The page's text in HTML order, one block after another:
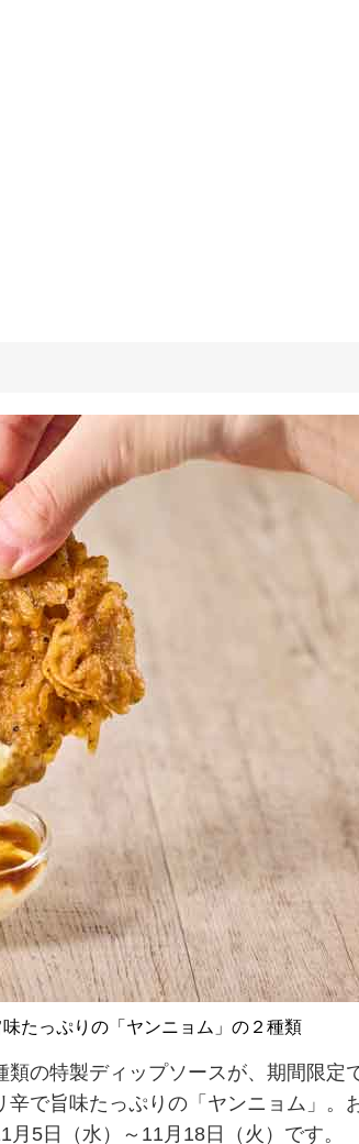
たっぷりの「ヤンニョム」の２種類
の特製ディップソースが、期間限定
で旨味たっぷりの「ヤンニョム」。
5日（水）～11月18日（火）です。